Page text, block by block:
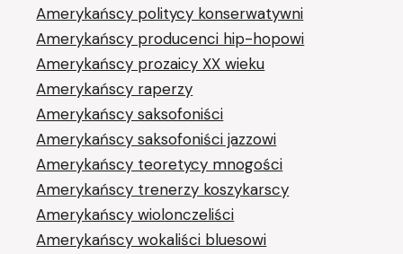
Amerykańscy politycy konserwatywni
Amerykańscy producenci hip-hopowi
Amerykańscy prozaicy XX wieku
Amerykańscy raperzy
Amerykańscy saksofoniści
Amerykańscy saksofoniści jazzowi
Amerykańscy teoretycy mnogości
Amerykańscy trenerzy koszykarscy
Amerykańscy wiolonczeliści
Amerykańscy wokaliści bluesowi